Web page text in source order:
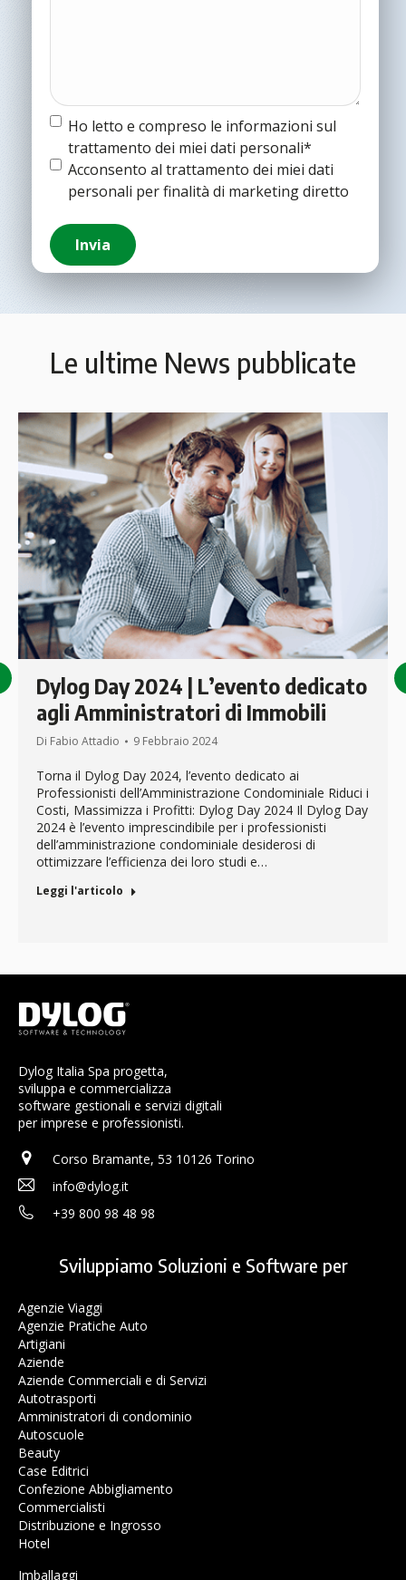
Termine
condizioni
Ho letto e compreso le informazioni sul
trattamento dei miei dati personali*
Termine
condizioni
Acconsento al trattamento dei miei dati
personali per finalità di marketing diretto
Invia
Le ultime News pubblicate
Dylog Day 2024 | L’evento dedicato
agli Amministratori di Immobili
Di Fabio Attadio 9 Febbraio 2024
Torna il Dylog Day 2024, l’evento dedicato ai
Professionisti dell’Amministrazione Condominiale Riduci i
Costi, Massimizza i Profitti: Dylog Day 2024 Il Dylog Day
2024 è l’evento imprescindibile per i professionisti
dell’amministrazione condominiale desiderosi di
ottimizzare l’efficienza dei loro studi e…
Leggi l'articolo
Dylog Italia Spa progetta,
sviluppa e commercializza
software gestionali e servizi digitali
per imprese e professionisti.
Corso Bramante, 53 10126 Torino
info@dylog.it
+39 800 98 48 98
Sviluppiamo Soluzioni e Software per
Agenzie Viaggi
Agenzie Pratiche Auto
Artigiani
Aziende
Aziende Commerciali e di Servizi
Autotrasporti
Amministratori di condominio
Autoscuole
Beauty
Case Editrici
Confezione Abbigliamento
Commercialisti
Distribuzione e Ingrosso
Hotel
Imballaggi